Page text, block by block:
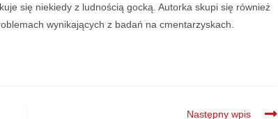
się niekiedy z ludnością gocką. Autorka skupi się również
wynikających z badań na cmentarzyskach.
Następny wpis